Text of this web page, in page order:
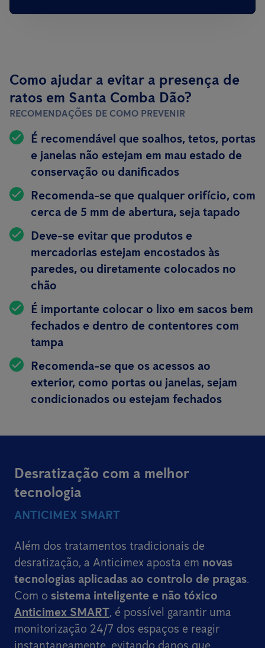
Como ajudar a evitar a presença de
ratos em Santa Comba Dão?
RECOMENDAÇÕES DE COMO PREVENIR
É recomendável que soalhos, tetos, portas
e janelas não estejam em mau estado de
conservação ou danificados
Recomenda-se que qualquer orifício, com
cerca de 5 mm de abertura, seja tapado
Deve-se evitar que produtos e
mercadorias estejam encostados às
paredes, ou diretamente colocados no
chão
É importante colocar o lixo em sacos bem
fechados e dentro de contentores com
tampa
Recomenda-se que os acessos ao
exterior, como portas ou janelas, sejam
condicionados ou estejam fechados
Desratização com a melhor
tecnologia
ANTICIMEX SMART
Além dos tratamentos tradicionais de
desratização, a Anticimex aposta em novas
tecnologias aplicadas ao controlo de pragas.
Com o sistema inteligente e não tóxico
Anticimex SMART, é possível garantir uma
monitorização 24/7 dos espaços e reagir
instantaneamente, evitando danos que